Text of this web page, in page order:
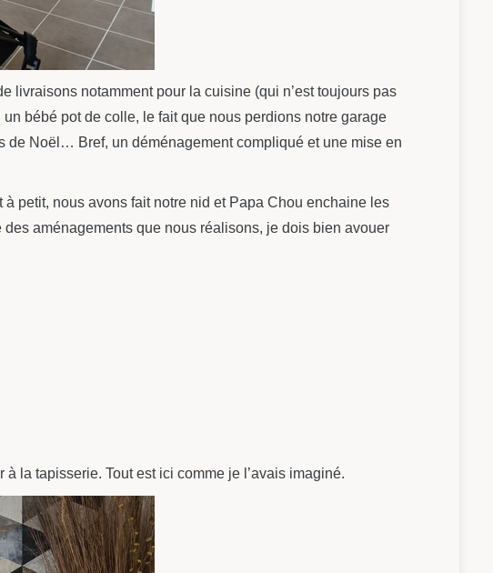
livraisons notamment pour la cuisine (qui n’est toujours pas
bébé pot de colle, le fait que nous perdions notre garage
de Noël… Bref, un déménagement compliqué et une mise en
petit, nous avons fait notre nid et Papa Chou enchaine les
aménagements que nous réalisons, je dois bien avouer
à la tapisserie. Tout est ici comme je l’avais imaginé.